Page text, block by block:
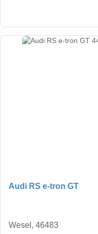
Audi RS e-tron GT
Wesel, 46483